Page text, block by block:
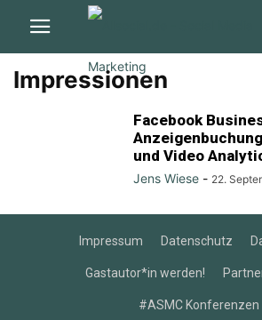
Impressionen
Facebook
und Video
Jens Wiese - 22.
Impressum Datenschutz
Gastautor*in werden!
#ASMC Konferenzen